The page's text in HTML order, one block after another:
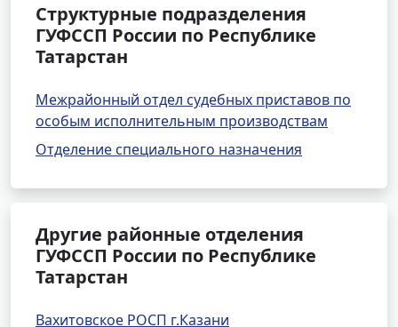
Структурные подразделения
ГУФССП России по Республике
Татарстан
Межрайонный отдел судебных приставов по
особым исполнительным производствам
Отделение специального назначения
Другие районные отделения
ГУФССП России по Республике
Татарстан
Вахитовское РОСП г.Казани